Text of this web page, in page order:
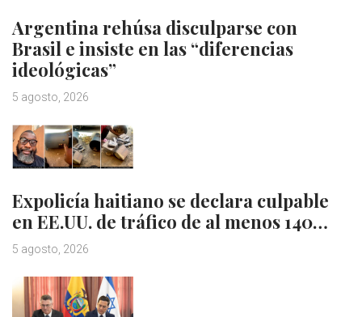
Argentina rehúsa disculparse con
Brasil e insiste en las “diferencias
ideológicas”
5 agosto, 2026
Expolicía haitiano se declara culpable
en EE.UU. de tráfico de al menos 140…
5 agosto, 2026